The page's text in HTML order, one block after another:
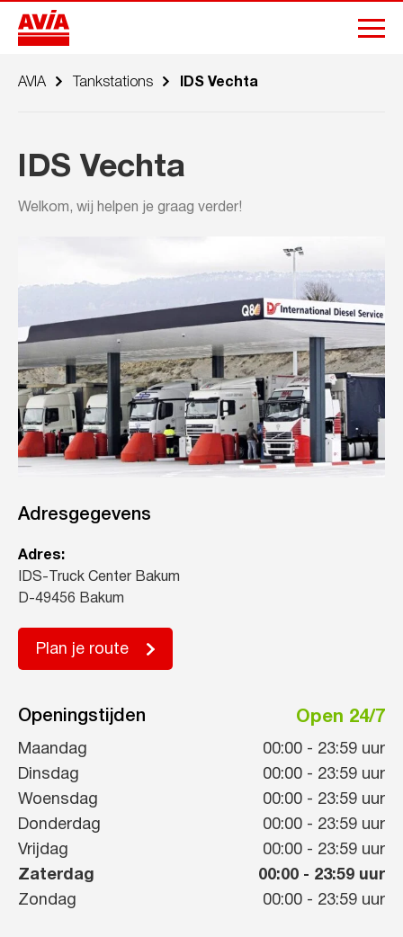
AVIA Tankstations IDS Vechta
IDS Vechta
Welkom, wij helpen je graag verder!
Adresgegevens
Adres:
IDS-Truck Center Bakum
D-49456 Bakum
Plan je route
Openingstijden Open 24/7
Maandag 00:00 - 23:59 uur
Dinsdag
00:00 - 23:59 uur
Woensdag
00:00 - 23:59 uur
Donderdag
00:00 - 23:59 uur
Vrijdag
00:00 - 23:59 uur
Zaterdag
00:00 - 23:59 uur
Zondag
00:00 - 23:59 uur